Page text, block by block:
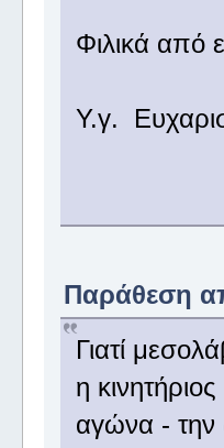
Φιλικά από
Υ.γ.
Παράθεση
Γιατί
η
αγώνα - την